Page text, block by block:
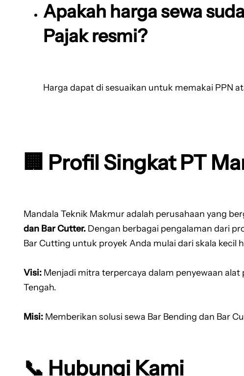
Apakah harga sewa
Pajak resmi?
Harga dapat di sesuaikan untuk memakai PPN
🏢 Profil Singkat PT
Mandala Teknik Makmur adalah perusahaan yang
dan Bar Cutter. Dengan berbagai pengalaman dari
Bar Cutting untuk proyek Anda mulai dari skala kecil
Visi: Menjadi mitra terpercaya dalam penyewaan
Tengah.
Misi: Memberikan solusi sewa Bar Bending dan Bar
📞 Hubungi Kami